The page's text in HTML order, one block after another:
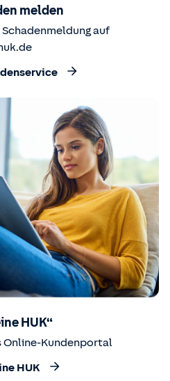
melden
auf
HUK“
Kundenportal
HUK